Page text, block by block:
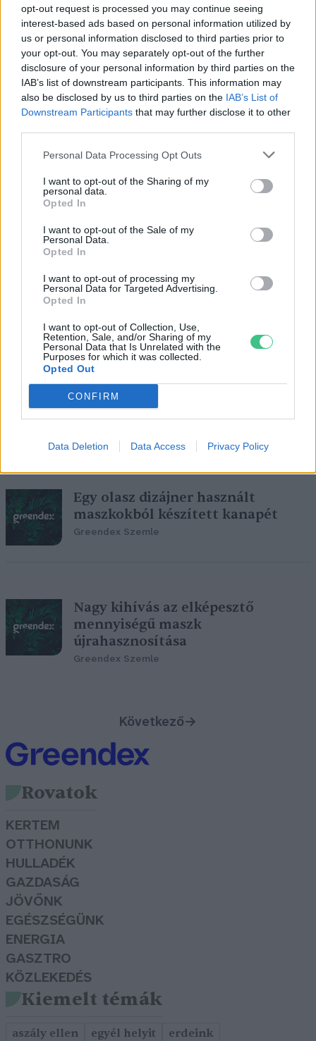
opt-out request is processed you may continue seeing
interest-based ads based on personal information utilized by
us or personal information disclosed to third parties prior to
your opt-out. You may separately opt-out of the further
disclosure of your personal information by third parties on the
IAB’s list of downstream participants. This information may
also be disclosed by us to third parties on the IAB’s List of
Downstream Participants that may further disclose it to other
Personal Data Processing Opt Outs
I want to opt-out of the Sharing of my
personal data.
Opted In
I want to opt-out of the Sale of my
Personal Data.
Opted In
I want to opt-out of processing my
Personal Data for Targeted Advertising.
Opted In
I want to opt-out of Collection, Use,
Retention, Sale, and/or Sharing of my
Personal Data that Is Unrelated with the
Purposes for which it was collected.
Opted Out
CONFIRM
Data Deletion Data Access Privacy Policy
Az egyszer használatos maszk nem
csak hulladék lehet
Greendex Szemle
Hatalmas ökológiai terhelést
okoznak a maszkok
Greendex szemle
borítja a Fülöp szigetek
partvidékeit
A használt maszkból akár virág is
nőhet
Greendex szemle
Egy olasz dizájner használt
maszkokból készített kanapét
Greendex Szemle
Nagy kihívás az elképesztő
mennyiségű maszk
újrahasznosítása
Greendex Szemle
Következő→
Rovatok
KERTEM
OTTHONUNK
HULLADÉK
GAZDASÁG
JÖVŐNK
EGÉSZSÉGÜNK
ENERGIA
GASZTRO
KÖZLEKEDÉS
Kiemelt témák
aszály ellen egyél helyit erdeink